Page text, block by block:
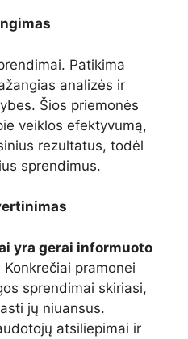
Patikima
analizės ir
Šios priemonės
veiklos efektyvumą,
rezultatus, todėl
sprendimus.
yra gerai informuoto
Konkrečiai pramonei
sprendimai skiriasi,
jų niuansus.
atsiliepimai ir